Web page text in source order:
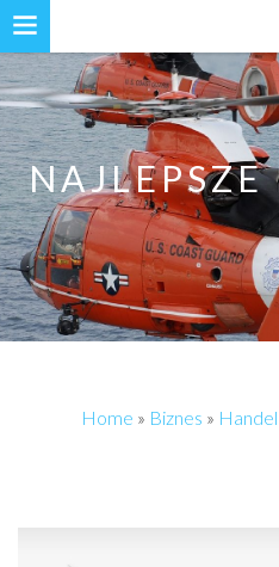
NAJLEPSZE
Home » Biznes » Handel